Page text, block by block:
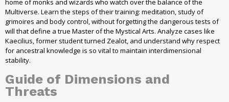
home of monks and wizards who watch over the balance of the
Multiverse. Learn the steps of their training: meditation, study of
grimoires and body control, without forgetting the dangerous tests of
will that define a true Master of the Mystical Arts. Analyze cases like
Kaecilius, former student turned Zealot, and understand why respect
for ancestral knowledge is so vital to maintain interdimensional
stability.
Guide of Dimensions and
Threats